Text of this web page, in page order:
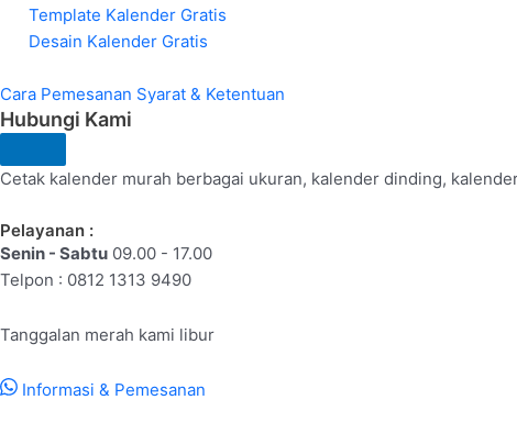
Template Kalender Gratis
Desain Kalender Gratis
Cara Pemesanan Syarat & Ketentuan
Hubungi Kami
Cetak kalender murah berbagai ukuran, kalender dinding,
Pelayanan :
Senin - Sabtu 09.00 - 17.00
Telpon : 0812 1313 9490
Tanggalan merah kami libur
Informasi & Pemesanan